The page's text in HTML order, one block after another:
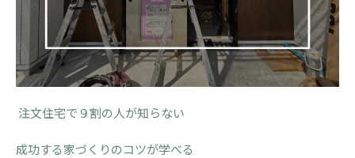
注文住宅で９割の人が知らない
成功する家づくりのコツが学べる